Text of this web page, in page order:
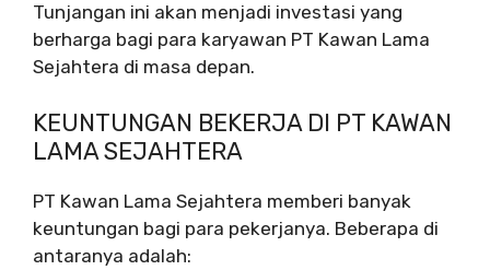
Tunjangan ini akan menjadi investasi yang
berharga bagi para karyawan PT Kawan Lama
Sejahtera di masa depan.
KEUNTUNGAN BEKERJA DI PT KAWAN
LAMA SEJAHTERA
PT Kawan Lama Sejahtera memberi banyak
keuntungan bagi para pekerjanya. Beberapa di
antaranya adalah: